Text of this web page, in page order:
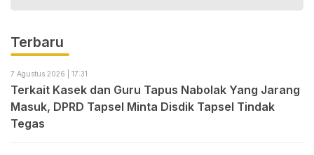
Terbaru
7 Agustus 2026 | 17:31
Terkait Kasek dan Guru Tapus Nabolak Yang Jarang
Masuk, DPRD Tapsel Minta Disdik Tapsel Tindak
Tegas